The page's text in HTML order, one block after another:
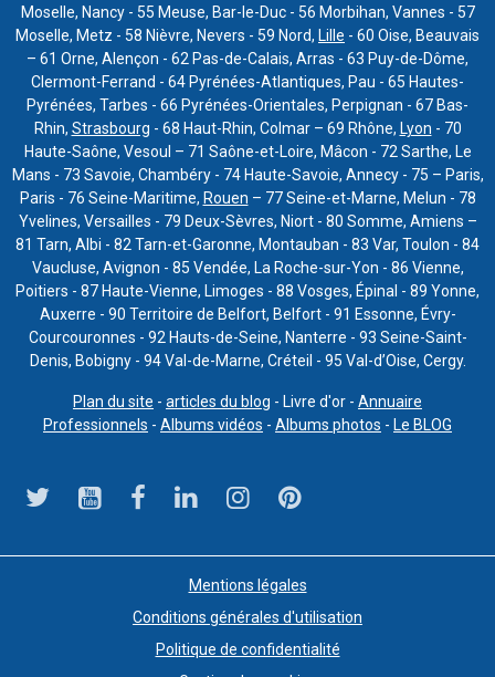
Moselle, Nancy - 55 Meuse, Bar-le-Duc - 56 Morbihan, Vannes - 57
Moselle, Metz - 58 Nièvre, Nevers - 59 Nord, Lille - 60 Oise, Beauvais
– 61 Orne, Alençon - 62 Pas-de-Calais, Arras - 63 Puy-de-Dôme,
Clermont-Ferrand - 64 Pyrénées-Atlantiques, Pau - 65 Hautes-
Pyrénées, Tarbes - 66 Pyrénées-Orientales, Perpignan - 67 Bas-
Rhin, Strasbourg - 68 Haut-Rhin, Colmar – 69 Rhône, Lyon - 70
Haute-Saône, Vesoul – 71 Saône-et-Loire, Mâcon - 72 Sarthe, Le
Mans - 73 Savoie, Chambéry - 74 Haute-Savoie, Annecy - 75 – Paris,
Paris - 76 Seine-Maritime, Rouen – 77 Seine-et-Marne, Melun - 78
Yvelines, Versailles - 79 Deux-Sèvres, Niort - 80 Somme, Amiens –
81 Tarn, Albi - 82 Tarn-et-Garonne, Montauban - 83 Var, Toulon - 84
Vaucluse, Avignon - 85 Vendée, La Roche-sur-Yon - 86 Vienne,
Poitiers - 87 Haute-Vienne, Limoges - 88 Vosges, Épinal - 89 Yonne,
Auxerre - 90 Territoire de Belfort, Belfort - 91 Essonne, Évry-
Courcouronnes - 92 Hauts-de-Seine, Nanterre - 93 Seine-Saint-
Denis, Bobigny - 94 Val-de-Marne, Créteil - 95 Val-d’Oise, Cergy.
Plan du site - articles du blog - Livre d'or - Annuaire
Professionnels - Albums vidéos - Albums photos - Le BLOG
Mentions légales
Conditions générales d'utilisation
Politique de confidentialité